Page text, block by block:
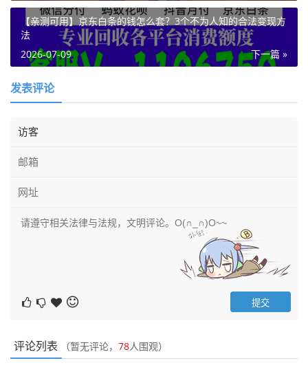
【亲测可用】京东白条的钱怎么套？3个不为人知的合法变现方
法
下一篇 »
2026-07-09
发表评论
评论列表 （暂无评论， 78人围观）